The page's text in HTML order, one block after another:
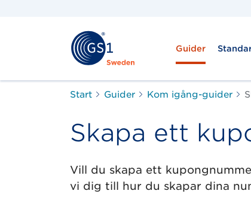
Guider
Start Guider Kom igång-guider
Skapa ett
Vill du skapa ett
vi dig till hur du skapar dina